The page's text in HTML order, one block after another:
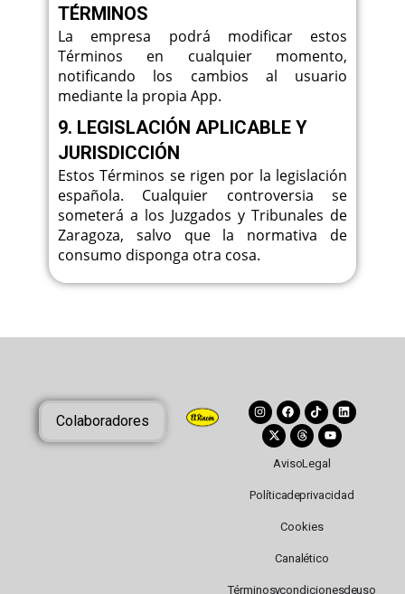
TÉRMINOS
La empresa podrá modificar estos
Términos en cualquier momento,
notificando los cambios al usuario
mediante la propia App.
9. LEGISLACIÓN APLICABLE Y
JURISDICCIÓN
Estos Términos se rigen por la legislación
española. Cualquier controversia se
someterá a los Juzgados y Tribunales de
Zaragoza, salvo que la normativa de
consumo disponga otra cosa.
Colaboradores
Aviso Legal
Política de privacidad
Cookies
Canal ético
Términos y condiciones de uso